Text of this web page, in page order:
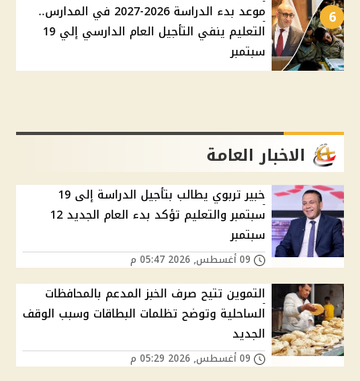
6
موعد بدء الدراسة 2026-2027 في المدارس..
التعليم ينفي التأجيل العام الدارسي إلي 19
سبتمبر
الاخبار العامة
خبير تربوي يطالب بتأجيل الدراسة إلى 19
سبتمبر والتعليم تؤكد بدء العام الجديد 12
سبتمبر
التموين تتيح صرف الخبز المدعم بالمحافظات
الساحلية وتوضح تظلمات البطاقات وسبب الوقف
الجديد